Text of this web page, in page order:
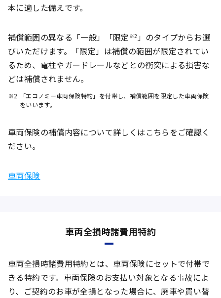
本に適した備えです。
補償範囲の異なる「一般」「限定 ※2 」のタイプからお選
びいただけます。「限定」は補償の範囲が限定されてい
るため、電柱やガードレールなどとの衝突による損害な
どは補償されません。
※2
「エコノミー車両保険特約」を付帯し、補償範囲を限定した車両保険
をいいます。
車両保険の補償内容について詳しくはこちらをご確認く
ださい。
車両保険
車両全損時諸費用特約
車両全損時諸費用特約とは、車両保険にセットで付帯で
きる特約です。車両保険のお支払い対象となる事故によ
り、ご契約のお車が全損となった場合に、廃車や買い替